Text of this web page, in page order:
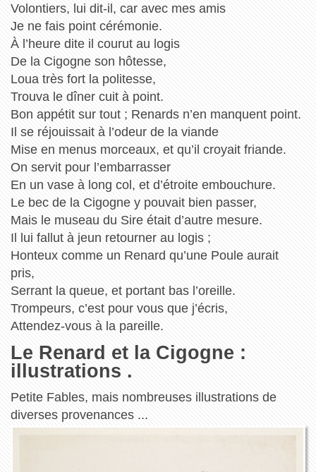
Volontiers, lui dit-il, car avec mes amis
Je ne fais point cérémonie.
À l’heure dite il courut au logis
De la Cigogne son hôtesse,
Loua très fort la politesse,
Trouva le dîner cuit à point.
Bon appétit sur tout ; Renards n’en manquent point.
Il se réjouissait à l’odeur de la viande
Mise en menus morceaux, et qu’il croyait friande.
On servit pour l’embarrasser
En un vase à long col, et d’étroite embouchure.
Le bec de la Cigogne y pouvait bien passer,
Mais le museau du Sire était d’autre mesure.
Il lui fallut à jeun retourner au logis ;
Honteux comme un Renard qu’une Poule aurait
pris,
Serrant la queue, et portant bas l’oreille.
Trompeurs, c’est pour vous que j’écris,
Attendez-vous à la pareille.
Le Renard et la Cigogne :
illustrations .
Petite Fables, mais nombreuses illustrations de
diverses provenances ...